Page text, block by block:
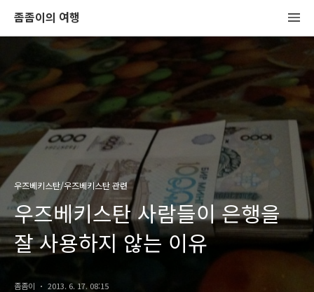
좀좀이의 여행
우즈베키스탄/우즈베키스탄 관련
우즈베키스탄 사람들이 은행을
잘 사용하지 않는 이유
좀좀이 2013. 6. 17. 08:15